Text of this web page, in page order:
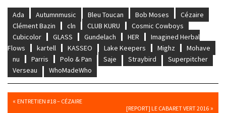
Ada Autumnmusic Bleu Toucan Bob Moses
Cézaire
Clément Bazin
cln CLUB KURU
Cosmic Cowboys
Cubicolor
GLASS Gundelach HER
Imagined Herbal
Flows
kartell KASSEO Lake Keepers Mighz
Mohave
nu
Parris Polo & Pan Saje Straybird
Superpitcher
Verseau
WhoMadeWho
« ENTRETIEN #18 – CÉZAIRE
[REPORT] LE CABARET VERT 2016 »